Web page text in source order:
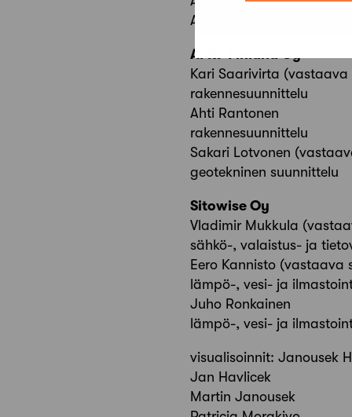
Anni Virolainen
AFRY Finland Oy
Kari Saarivirta (vastaava
rakennesuunnittelu
Ahti Rantonen
rakennesuunnittelu
Sakari Lotvonen
geotekninen suunnittelu
Sitowise Oy
Vladimir Mukkula
sähkö-, valaistus- ja
Eero Kannisto (vastaava
lämpö-, vesi- ja
Juho Ronkainen
lämpö-, vesi- ja
visualisoinnit: Janousek
Jan Havlicek
Martin Janousek